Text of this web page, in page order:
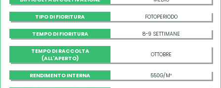
TIPO DI FIORITURA FOTOPERIODO
TEMPO DI FIORITURA 8-9 SETTIMANE
TEMPO DI RACCOLTA
(ALL'APERTO)
OTTOBRE
RENDIMENTO INTERNA 550G/M²